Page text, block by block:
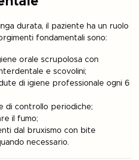
durata, il paziente ha un ruolo
fondamentali sono:
orale scrupolosa con
e scovolini;
di igiene professionale ogni 6
di controllo periodiche;
il fumo;
dal bruxismo con bite
necessario.